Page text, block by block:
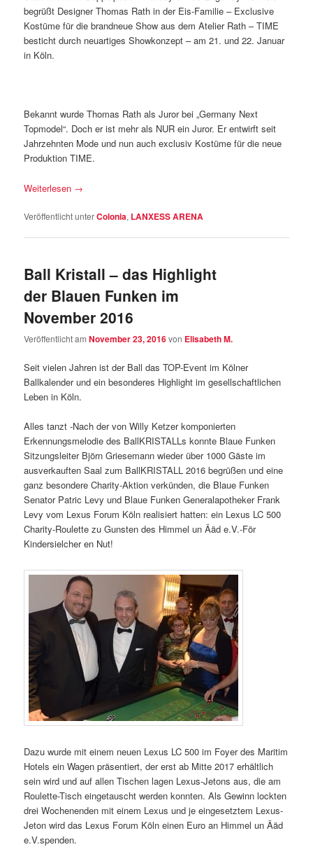
begrüßt Designer Thomas Rath in der Eis-Familie – Exclusive
Kostüme für die brandneue Show aus dem Atelier Rath – TIME
besticht durch neuartiges Showkonzept – am 21. und 22. Januar
in Köln.
Bekannt wurde Thomas Rath als Juror bei „Germany Next
Topmodel“. Doch er ist mehr als NUR ein Juror. Er entwirft seit
Jahrzehnten Mode und nun auch exclusiv Kostüme für die neue
Produktion TIME.
Weiterlesen →
Veröffentlicht unterColonia, LANXESS ARENA
Ball Kristall – das Highlight
der Blauen Funken im
November 2016
Veröffentlicht amNovember 23, 2016von Elisabeth M.
Seit vielen Jahren ist der Ball das TOP-Event im Kölner
Ballkalender und ein besonderes Highlight im gesellschaftlichen
Leben in Köln.
Alles tanzt -Nach der von Willy Ketzer komponierten
Erkennungsmelodie des BallKRISTALLs konnte Blaue Funken
Sitzungsleiter Björn Griesemann wieder über 1000 Gäste im
ausverkauften Saal zum BallKRISTALL 2016 begrüßen und eine
ganz besondere Charity-Aktion verkünden, die Blaue Funken
Senator Patric Levy und Blaue Funken Generalapotheker Frank
Levy vom Lexus Forum Köln realisiert hatten: ein Lexus LC 500
Charity-Roulette zu Gunsten des Himmel un Ääd e.V.-För
Kindersielcher en Nut!
Dazu wurde mit einem neuen Lexus LC 500 im Foyer des Maritim
Hotels ein Wagen präsentiert, der erst ab Mitte 2017 erhältlich
sein wird und auf allen Tischen lagen Lexus-Jetons aus, die am
Roulette-Tisch eingetauscht werden konnten. Als Gewinn lockten
drei Wochenenden mit einem Lexus und je eingesetztem Lexus-
Jeton wird das Lexus Forum Köln einen Euro an Himmel un Ääd
e.V.spenden.